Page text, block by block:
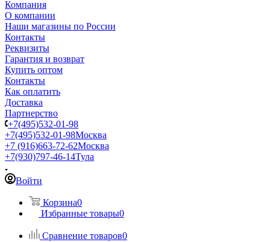
Компания
О компании
Наши магазины по России
Контакты
Реквизиты
Гарантия и возврат
Купить оптом
Контакты
Как оплатить
Доставка
Партнерство
+7(495)532-01-98
+7(495)532-01-98Москва
+7 (916)663-72-62Москва
+7(930)797-46-14Тула
Войти
Корзина0
Избранные товары0
Сравнение товаров0